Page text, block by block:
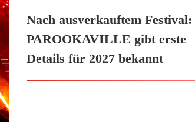
Nach ausverkauftem Festival:
PAROOKAVILLE gibt erste
Details für 2027 bekannt